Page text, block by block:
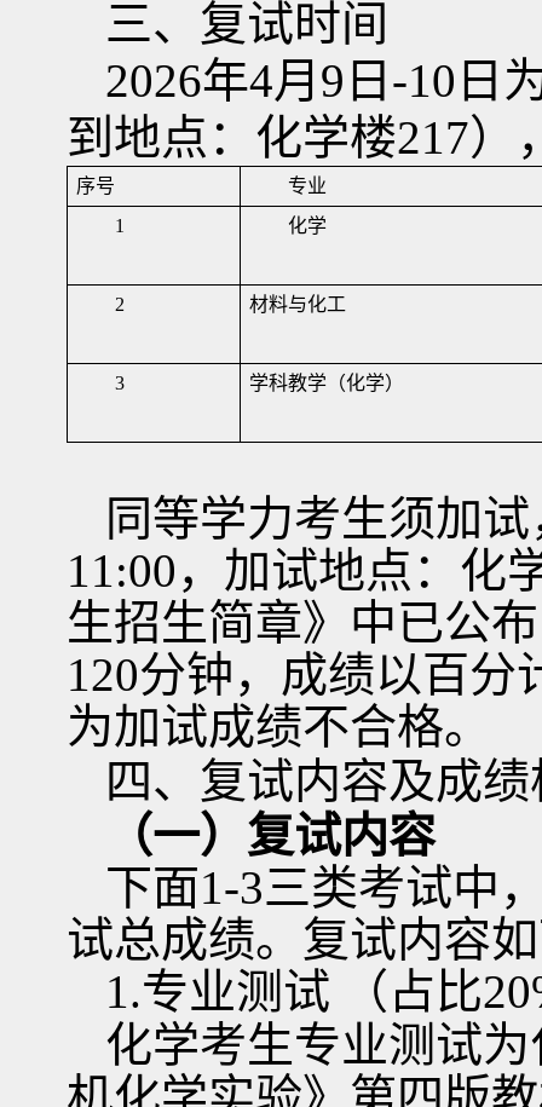
三、复试时间
2026年4月 9 日 -10 日
到地点：化学楼217）
序号
专业
1
化学
2 材料与化工
3 学科教学（化学）
同等学力考生须加
11:00，加试地点：化
生招生简章》中已公
120分钟，成绩以百分
为加试成绩不合格。
四、复试内容及成
（一）复试内容
下面1-3三类考试中
试总成绩。复试内容
1.专业测试 （占比
化学考生专业测试